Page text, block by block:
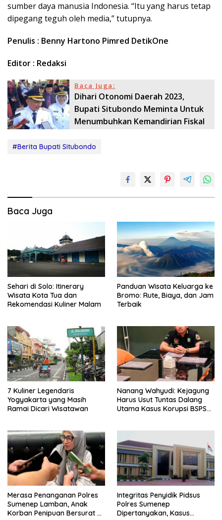
sumber daya manusia Indonesia. “Itu yang harus tetap
dipegang teguh oleh media,” tutupnya.
Penulis : Benny Hartono Pimred DetikOne
Editor : Redaksi
Baca Juga:
Dihari Otonomi Daerah 2023,
Bupati Situbondo Meminta Untuk
Menumbuhkan Kemandirian Fiskal
#Berita Bupati Situbondo
Baca Juga
Sehari di Solo: Itinerary
Wisata Kota Tua dan
Rekomendasi Kuliner Malam
Panduan Wisata Keluarga ke
Bromo: Rute, Biaya, dan Jam
Terbaik
7 Kuliner Legendaris
Yogyakarta yang Masih
Ramai Dicari Wisatawan
Nanang Wahyudi: Kejagung
Harus Usut Tuntas Dalang
Utama Kasus Korupsi BSPS
Merasa Penanganan Polres
Sumenep Lamban, Anak
Korban Penipuan Bersurat ke
Integritas Penyidik Pidsus
Polres Sumenep
Dipertanyakan, Kasus